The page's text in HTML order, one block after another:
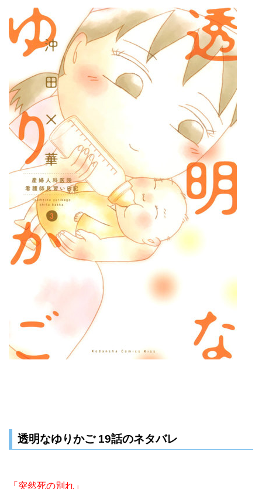
透明なゆりかご 19話のネタバレ
「突然死の別れ」